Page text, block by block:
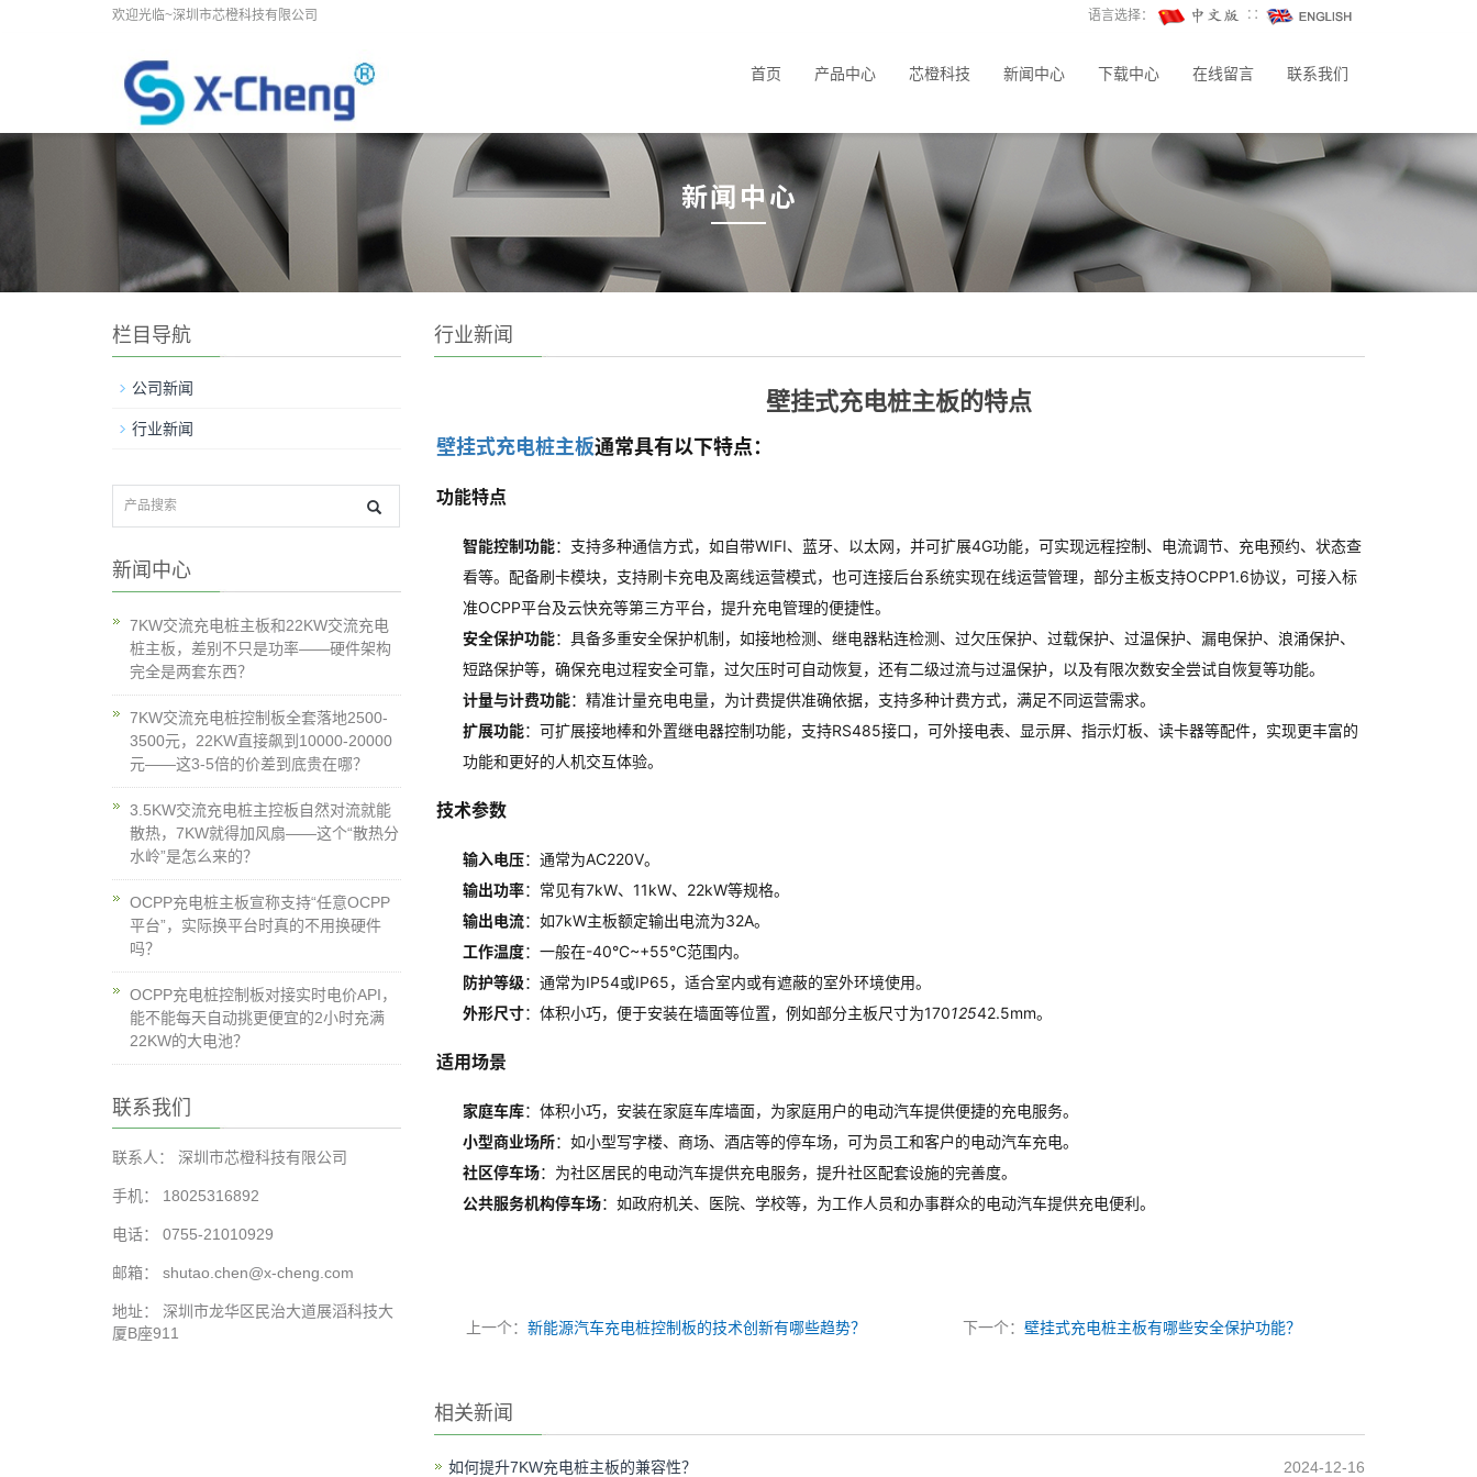
欢迎光临~深圳市芯橙科技有限公司 语言选择： ∷
首页 产品中心 芯橙科技 新闻中心 下载中心 在线留言 联系我们
行业新闻
壁挂式充电桩主板的特点
壁挂式充电桩主板通常具有以下特点：
功能特点
智能控制功能：支持多种通信方式，如自带WIFI、蓝牙、以太网，并可扩展4G功能，可实现远程控制、电流调节、充电预约、状态查
看等。配备刷卡模块，支持刷卡充电及离线运营模式，也可连接后台系统实现在线运营管理，部分主板支持OCPP1.6协议，可接入标
准OCPP平台及云快充等第三方平台，提升充电管理的便捷性。
安全保护功能：具备多重安全保护机制，如接地检测、继电器粘连检测、过欠压保护、过载保护、过温保护、漏电保护、浪涌保护、
短路保护等，确保充电过程安全可靠，过欠压时可自动恢复，还有二级过流与过温保护，以及有限次数安全尝试自恢复等功能。
计量与计费功能：精准计量充电电量，为计费提供准确依据，支持多种计费方式，满足不同运营需求。
扩展功能：可扩展接地棒和外置继电器控制功能，支持RS485接口，可外接电表、显示屏、指示灯板、读卡器等配件，实现更丰富的
功能和更好的人机交互体验。
技术参数
输入电压：通常为AC220V。
输出功率：常见有7kW、11kW、22kW等规格。
输出电流：如7kW主板额定输出电流为32A。
工作温度：一般在-40°C~+55°C范围内。
防护等级：通常为IP54或IP65，适合室内或有遮蔽的室外环境使用。
外形尺寸：体积小巧，便于安装在墙面等位置，例如部分主板尺寸为17012542.5mm。
适用场景
家庭车库：体积小巧，安装在家庭车库墙面，为家庭用户的电动汽车提供便捷的充电服务。
小型商业场所：如小型写字楼、商场、酒店等的停车场，可为员工和客户的电动汽车充电。
社区停车场：为社区居民的电动汽车提供充电服务，提升社区配套设施的完善度。
公共服务机构停车场：如政府机关、医院、学校等，为工作人员和办事群众的电动汽车提供充电便利。
上一个：新能源汽车充电桩控制板的技术创新有哪些趋势？ 下一个：壁挂式充电桩主板有哪些安全保护功能？
相关新闻
如何提升7KW充电桩主板的兼容性？ 2024-12-16
栏目导航
公司新闻
行业新闻
新闻中心
7KW交流充电桩主板和22KW交流充电
桩主板，差别不只是功率——硬件架构
完全是两套东西？
7KW交流充电桩控制板全套落地2500-
3500元，22KW直接飙到10000-20000
元——这3-5倍的价差到底贵在哪？
3.5KW交流充电桩主控板自然对流就能
散热，7KW就得加风扇——这个“散热分
水岭”是怎么来的？
OCPP充电桩主板宣称支持“任意OCPP
平台”，实际换平台时真的不用换硬件
吗？
OCPP充电桩控制板对接实时电价API，
能不能每天自动挑更便宜的2小时充满
22KW的大电池？
联系我们
联系人： 深圳市芯橙科技有限公司
手机： 18025316892
电话： 0755-21010929
邮箱： shutao.chen@x-cheng.com
地址： 深圳市龙华区民治大道展滔科技大
厦B座911